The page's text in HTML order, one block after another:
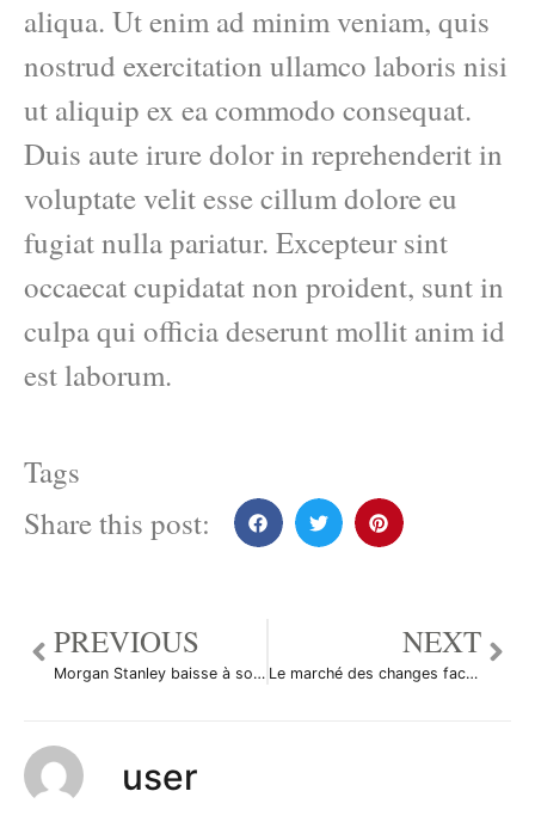
aliqua. Ut enim ad minim veniam, quis
nostrud exercitation ullamco laboris nisi
ut aliquip ex ea commodo consequat.
Duis aute irure dolor in reprehenderit in
voluptate velit esse cillum dolore eu
fugiat nulla pariatur. Excepteur sint
occaecat cupidatat non proident, sunt in
culpa qui officia deserunt mollit anim id
est laborum.
Tags
Share this post:
PREVIOUS
Morgan Stanley baisse à son tour ses prévisions de croissance mondiale
NEXT
Le marché des changes face à une crise bancaire et à une nouvelle récession
user